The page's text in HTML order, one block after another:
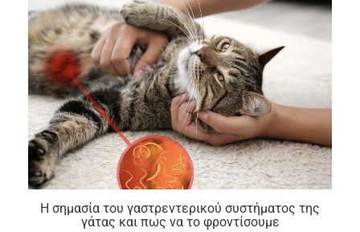
H σημασία του γαστρεντερικού συστήματος της
γάτας και πως να το φροντίσουμε